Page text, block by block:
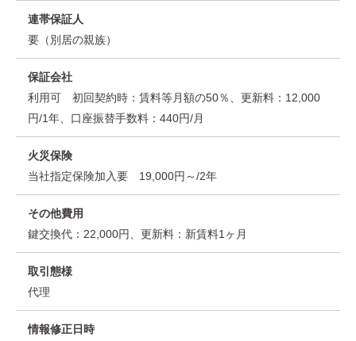
連帯保証人
要（別居の親族）
保証会社
利用可 初回契約時：賃料等月額の50％、更新料：12,000
円/1年、口座振替手数料：440円/月
火災保険
当社指定保険加入要 19,000円～/2年
その他費用
鍵交換代：22,000円、更新料：新賃料1ヶ月
取引態様
代理
情報修正日時